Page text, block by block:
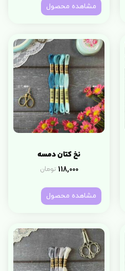
مشاهده محصول
نخ کتان دمسه
118,000 تومان
مشاهده محصول